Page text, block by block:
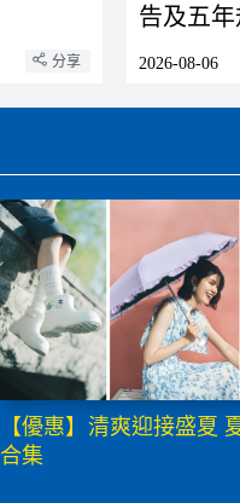
分享
告及五
2026-08-06
【優惠】清爽迎接盛夏
合集